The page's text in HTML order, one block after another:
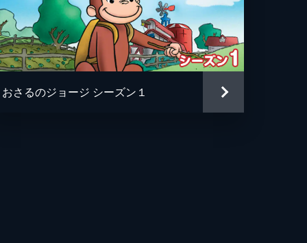
ン・ホーヴァス
・ジェレニック
ン・タイラー
おさるのジョージ シーズン１